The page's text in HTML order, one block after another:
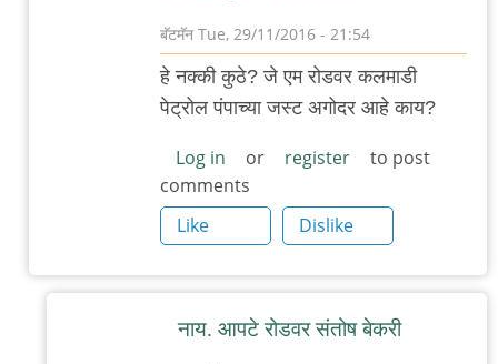
बॅटमॅन Tue, 29/11/2016 - 21:54
In
reply
पुन्हा
एकदा
डेक्कन
रोंदेवू
(
टायपत
हे नक्की कुठे? जे एम रोडवर कलमाडी
पेट्रोल पंपाच्या जस्ट अगोदर आहे काय?
Log in or register
to post
comments
Like
Dislike
नाय. आपटे रोडवर संतोष बेकरी